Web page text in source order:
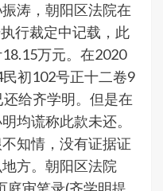
涛，朝阳区法院在
行裁定中记载，此
万元。在2020
初102号正十二卷9
给齐学明。但是在
均谎称此款未还。
知情，没有证据证
方。朝阳区法院